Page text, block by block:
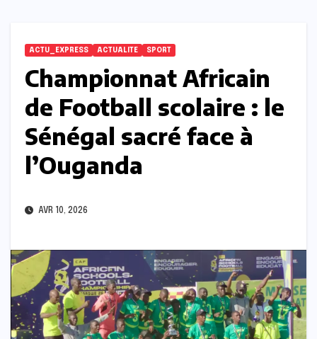
ACTU_EXPRESS ACTUALITE SPORT
Championnat Africain
de Football scolaire : le
Sénégal sacré face à
l’Ouganda
AVR 10, 2026